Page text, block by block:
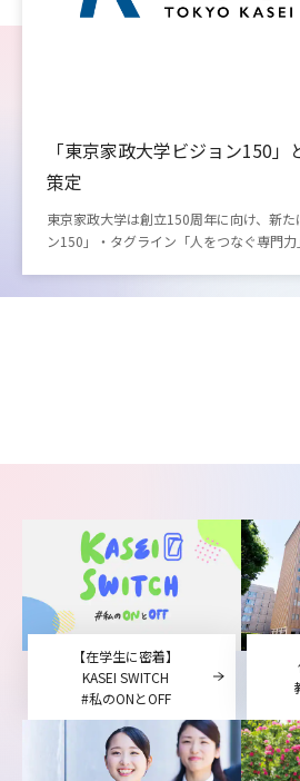
「東京家政大学ビジョン150
策定
東京家政大学は創立150周年に向け、新
ン150」・タグライン「人をつなぐ専門力
【在学生に密着】
KASEI SWITCH
#私のONとOFF